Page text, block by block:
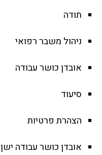
תודה
ניהול משבר רפואי
אובדן כושר עבודה
סיעוד
הצהרת פרטיות
אובדן כושר עבודה ישן